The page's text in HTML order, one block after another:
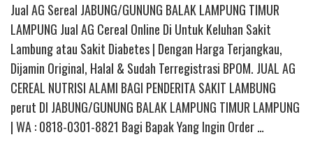
Jual AG Sereal JABUNG/GUNUNG BALAK LAMPUNG TIMUR
LAMPUNG Jual AG Cereal Online Di Untuk Keluhan Sakit
Lambung atau Sakit Diabetes | Dengan Harga Terjangkau,
Dijamin Original, Halal & Sudah Terregistrasi BPOM. JUAL AG
CEREAL NUTRISI ALAMI BAGI PENDERITA SAKIT LAMBUNG
perut DI JABUNG/GUNUNG BALAK LAMPUNG TIMUR LAMPUNG
| WA : 0818-0301-8821 Bagi Bapak Yang Ingin Order …